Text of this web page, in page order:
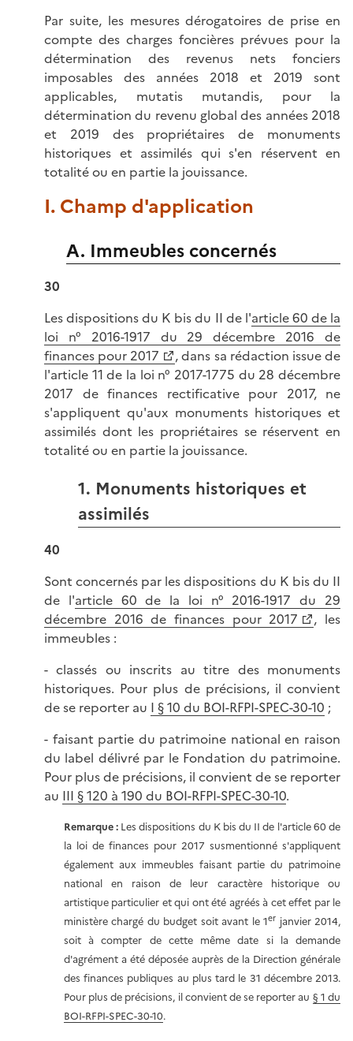
Par suite, les mesures dérogatoires de prise en
compte des charges foncières prévues pour la
détermination des revenus nets fonciers
imposables des années 2018 et 2019 sont
applicables, mutatis mutandis, pour la
détermination du revenu global des années 2018
et 2019 des propriétaires de monuments
historiques et assimilés qui s'en réservent en
totalité ou en partie la jouissance.
I. Champ d'application
A. Immeubles concernés
30
Les dispositions du K bis du II de l'article 60 de la
loi n° 2016-1917 du 29 décembre 2016 de
finances pour 2017
, dans sa rédaction issue de
l'article 11 de la loi n° 2017-1775 du 28 décembre
2017 de finances rectificative pour 2017, ne
s'appliquent qu'aux monuments historiques et
assimilés dont les propriétaires se réservent en
totalité ou en partie la jouissance.
1. Monuments historiques et
assimilés
40
Sont concernés par les dispositions du K bis du II
de l'article 60 de la loi n° 2016-1917 du 29
décembre 2016 de finances pour 2017
, les
immeubles :
- classés ou inscrits au titre des monuments
historiques. Pour plus de précisions, il convient
de se reporter au I § 10 du BOI-RFPI-SPEC-30-10 ;
- faisant partie du patrimoine national en raison
du label délivré par le Fondation du patrimoine.
Pour plus de précisions, il convient de se reporter
au III § 120 à 190 du BOI-RFPI-SPEC-30-10.
Remarque :Les dispositions du K bis du II de l'article 60 de
la loi de finances pour 2017 susmentionné s'appliquent
également aux immeubles faisant partie du patrimoine
national en raison de leur caractère historique ou
artistique particulier et qui ont été agréés à cet effet par le
ministère chargé du budget soit avant le 1er janvier 2014,
soit à compter de cette même date si la demande
d'agrément a été déposée auprès de la Direction générale
des finances publiques au plus tard le 31 décembre 2013.
Pour plus de précisions, il convient de se reporter au § 1 du
BOI-RFPI-SPEC-30-10.